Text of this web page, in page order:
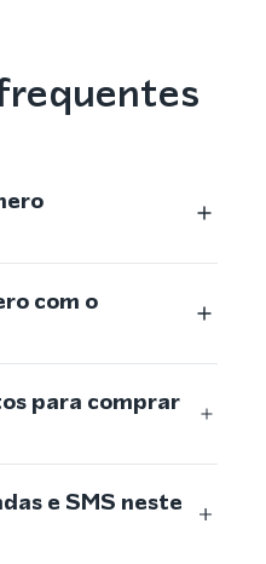
com o
para comprar
e SMS neste